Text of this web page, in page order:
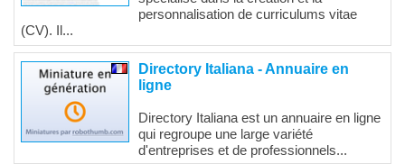
personnalisation de curriculums vitae
(CV). Il...
Directory Italiana - Annuaire en
ligne
Directory Italiana est un annuaire en ligne
qui regroupe une large variété
d'entreprises et de professionnels...